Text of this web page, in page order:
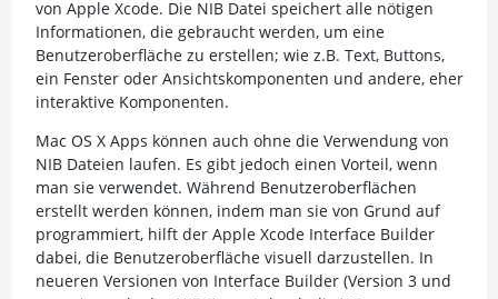
von Apple Xcode. Die NIB Datei speichert alle nötigen
Informationen, die gebraucht werden, um eine
Benutzeroberfläche zu erstellen; wie z.B. Text, Buttons,
ein Fenster oder Ansichtskomponenten und andere, eher
interaktive Komponenten.
Mac OS X Apps können auch ohne die Verwendung von
NIB Dateien laufen. Es gibt jedoch einen Vorteil, wenn
man sie verwendet. Während Benutzeroberflächen
erstellt werden können, indem man sie von Grund auf
programmiert, hilft der Apple Xcode Interface Builder
dabei, die Benutzeroberfläche visuell darzustellen. In
neueren Versionen von Interface Builder (Version 3 und